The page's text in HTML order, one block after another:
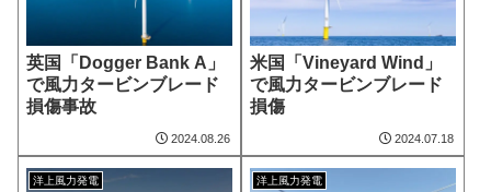
英国「Dogger Bank A」
で風力タービンブレード
損傷事故
2024.08.26
米国「Vineyard Wind」
で風力タービンブレード
損傷
2024.07.18
洋上風力発電 洋上風力発電